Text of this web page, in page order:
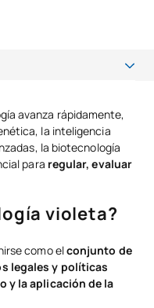
violeta
avanza rápidamente,
la inteligencia
la biotecnología
para regular, evaluar
violeta?
como elconjunto de
legales y políticas
y la aplicación de la